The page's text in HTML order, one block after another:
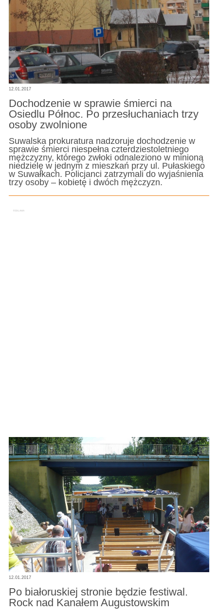
12.01.2017
Dochodzenie w sprawie śmierci na
Osiedlu Północ. Po przesłuchaniach trzy
osoby zwolnione
Suwalska prokuratura nadzoruje dochodzenie w
sprawie śmierci niespełna czterdziestoletniego
mężczyzny, którego zwłoki odnaleziono w minioną
niedzielę w jednym z mieszkań przy ul. Pułaskiego
w Suwałkach. Policjanci zatrzymali do wyjaśnienia
trzy osoby – kobietę i dwóch mężczyzn.
12.01.2017
Po białoruskiej stronie będzie festiwal.
Rock nad Kanałem Augustowskim